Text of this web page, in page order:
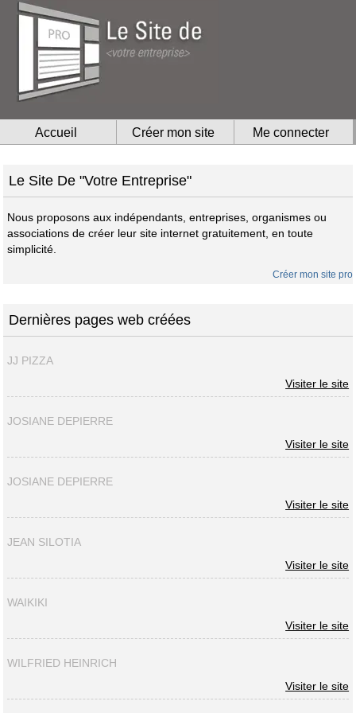
Accueil Créer mon site Me connecter
Le Site De "Votre Entreprise"
Nous proposons aux indépendants, entreprises, organismes ou
associations de créer leur site internet gratuitement, en toute
simplicité.
Créer mon site pro
Dernières pages web créées
JJ PIZZA
Visiter le site
JOSIANE DEPIERRE
Visiter le site
JOSIANE DEPIERRE
Visiter le site
JEAN SILOTIA
Visiter le site
WAIKIKI
Visiter le site
WILFRIED HEINRICH
Visiter le site